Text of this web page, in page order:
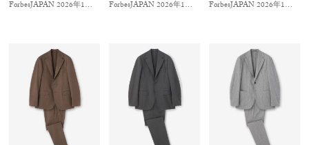
ForbesJAPAN 2026年1月号 掲載 ForbesJAPAN 2026年1月号 掲載 ForbesJAPAN 2026年1月号